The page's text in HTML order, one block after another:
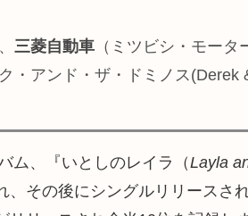
三菱自動車 （ミツビシ・モー
・アンド・ザ・ドミノス(Derek
ム、『いとしのレイラ（Layla
、その後にシングルリリースさ